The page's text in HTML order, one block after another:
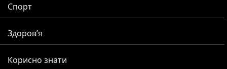
Спорт
Здоров’я
Корисно знати